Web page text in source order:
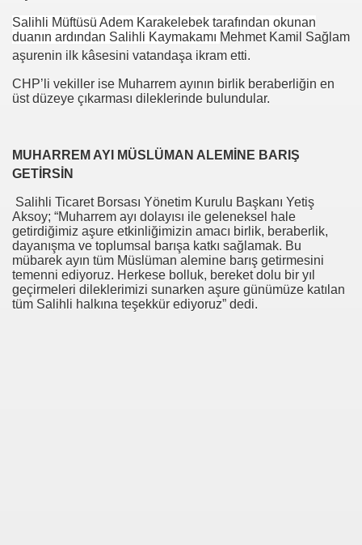
Salihli Müftüsü Adem Karakelebek tarafından okunan
duanın ardından Salihli Kaymakamı Mehmet Kamil Sağlam
aşurenin ilk kâsesini vatandaşa ikram etti.
CHP’li vekiller ise Muharrem ayının birlik beraberliğin en
üst düzeye çıkarması dileklerinde bulundular.
MUHARREM AYI MÜSLÜMAN ALEMİNE BARIŞ
GETİRSİN
Salihli Ticaret Borsası Yönetim Kurulu Başkanı Yetiş
Aksoy; “Muharrem ayı dolayısı ile geleneksel hale
getirdiğimiz aşure etkinliğimizin amacı birlik, beraberlik,
dayanışma ve toplumsal barışa katkı sağlamak. Bu
mübarek ayın tüm Müslüman alemine barış getirmesini
temenni ediyoruz. Herkese bolluk, bereket dolu bir yıl
geçirmeleri dileklerimizi sunarken aşure günümüze katılan
tüm Salihli halkına teşekkür ediyoruz” dedi.
... 2304-2494